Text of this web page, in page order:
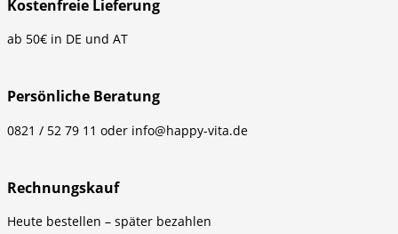
Kostenfreie Lieferung
ab 50€ in DE und AT
Persönliche Beratung
0821 / 52 79 11 oder info@happy-vita.de
Rechnungskauf
Heute bestellen – später bezahlen